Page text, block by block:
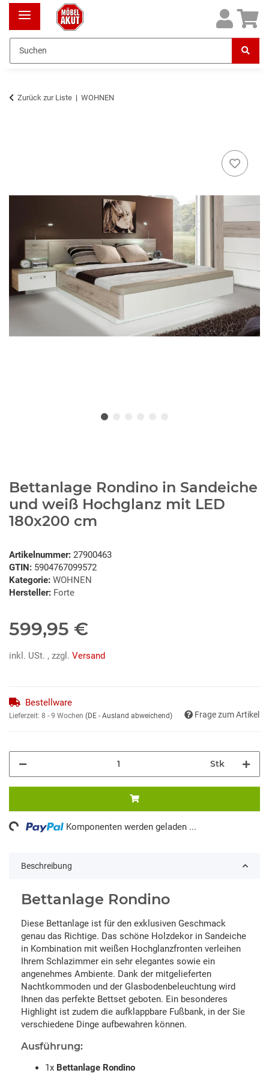
Zurück zur Liste WOHNEN
Bettanlage Rondino in Sandeiche
und weiß Hochglanz mit LED
180x200 cm
Artikelnummer: 27900463
GTIN: 5904767099572
Kategorie: WOHNEN
Hersteller: Forte
599,95 €
inkl. USt. , zzgl. Versand
Bestellware
Lieferzeit: 8 - 9 Wochen (DE - Ausland abweichend) Frage zum Artikel
Stk
Komponenten werden geladen ...
Beschreibung
Bettanlage Rondino
Diese Bettanlage ist für den exklusiven Geschmack
genau das Richtige. Das schöne Holzdekor in Sandeiche
in Kombination mit weißen Hochglanzfronten verleihen
Ihrem Schlazimmer ein sehr elegantes sowie ein
angenehmes Ambiente. Dank der mitgelieferten
Nachtkommoden und der Glasbodenbeleuchtung wird
Ihnen das perfekte Bettset geboten. Ein besonderes
Highlight ist zudem die aufklappbare Fußbank, in der Sie
verschiedene Dinge aufbewahren können.
Ausführung:
1x Bettanlage Rondino